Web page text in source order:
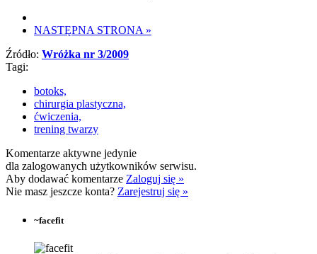
NASTĘPNA STRONA »
Źródło: Wróżka nr 3/2009
Tagi:
botoks,
chirurgia plastyczna,
ćwiczenia,
trening twarzy
Komentarze aktywne jedynie
dla zalogowanych użytkowników serwisu.
Aby dodawać komentarze Zaloguj się »
Nie masz jeszcze konta? Zarejestruj się »
~facefit